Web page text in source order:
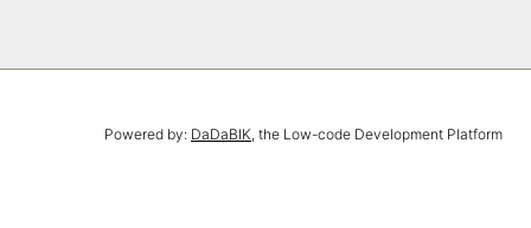
Powered by: DaDaBIK, the Low-code Development Platform